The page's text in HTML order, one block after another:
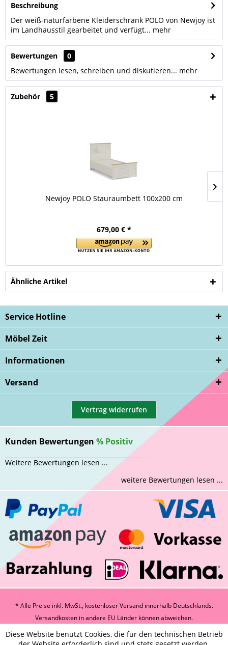
Beschreibung
Der weiß-naturfarbene Kleiderschrank POLO von Newjoy ist
im Landhausstil gearbeitet und verfügt... mehr
Bewertungen
0
Bewertungen lesen, schreiben und diskutieren... mehr
Zubehör 5
Newjoy POLO Stauraumbett 100x200 cm
679,00 € *
Ähnliche Artikel
Service Hotline
Möbel Zeit
Informationen
Versand
Vertrag widerrufen
Kunden Bewertungen % Positiv
Weitere Bewertungen lesen ...
weitere Bewertungen lesen ...
* Alle Preise inkl. MwSt., kostenloser Versand innerhalb Deutschlands.
Versandkosten in andere EU Länder können abweichen.
Diese Website benutzt Cookies, die für den technischen Betrieb